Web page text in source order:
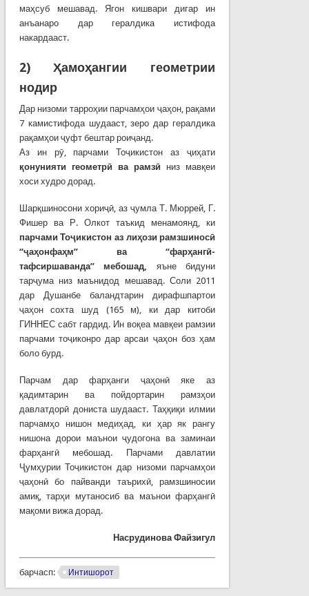
маҳсуб мешавад. Ягон кишвари дигар ин
анъанаро дар гералдика истифода
накардааст.
2)Ҳамоҳангии
геометрии
нодир
Дар низоми тарроҳии парчамҳои ҷаҳон, рақами
7 камистифода шудааст, зеро дар гералдика
рақамҳои ҷуфт бештар роиҷанд.
Аз ин рӯ, парчами Тоҷикистон аз ҷиҳати
қонунияти геометрӣ ва рамзӣ низ мавқеи
хоси худро дорад.
Шарқшиносони хориҷӣ, аз ҷумла Т. Мюррей, Г.
Фишер ва Р. Олкот таъкид менамоянд, ки
парчами Тоҷикистон аз лиҳози рамзшиносӣ
“ҷаҳонфаҳм” ва “фарҳангӣ-
тафсиршаванда”
мебошад
яъне бидуни
тарҷума низ маънидод мешавад. Соли 2011
дар Душанбе баландтарин дирафшпартои
ҷаҳон сохта шуд (165 м), ки дар китоби
ГИННЕС сабт гардид. Ин воқеа мавқеи рамзии
парчами тоҷиконро дар арсаи ҷаҳон боз ҳам
боло бурд.
Парчам дар фарҳанги ҷаҳонӣ яке аз
қадимтарин ва пойдортарин рамзҳои
давлатдорӣ дониста шудааст. Таҳқиқи илмии
парчамҳо нишон медиҳад, ки ҳар як рангу
нишона дорои маънои ҷудогона ва заминаи
фарҳангӣ мебошад. Парчами давлатии
Ҷумҳурии Тоҷикистон дар низоми парчамҳои
ҷаҳонӣ бо пайванди таърихӣ, рамзшиносии
амиқ, тарҳи мутаносиб ва маънои фарҳангӣ
мақоми вижа дорад.
Насрудинова Файзигул
барчасп: Интишорот